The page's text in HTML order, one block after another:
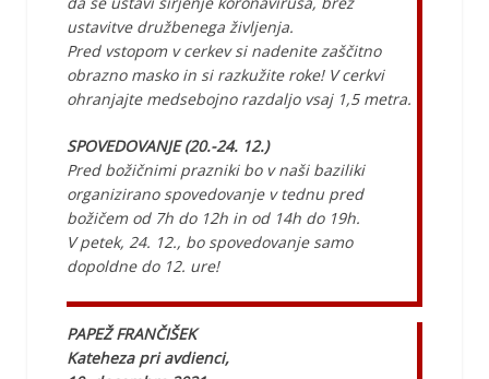
ustavitve družbenega življenja.
Pred vstopom v cerkev si nadenite zaščitno
obrazno masko in si razkužite roke! V cerkvi
ohranjajte medsebojno razdaljo vsaj 1,5 metra.
SPOVEDOVANJE (20.-24. 12.)
Pred božičnimi prazniki bo v naši baziliki
organizirano spovedovanje v tednu pred
božičem od 7h do 12h in od 14h do 19h.
V petek, 24. 12., bo spovedovanje samo
dopoldne do 12. ure!
PAPEŽ FRANČIŠEK
Kateheza pri avdienci,